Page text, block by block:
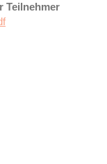
Teilnehmer